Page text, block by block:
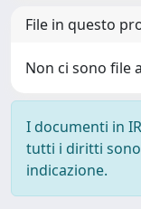
File in questo
Non ci sono file
I documenti in
tutti i diritti
indicazione.